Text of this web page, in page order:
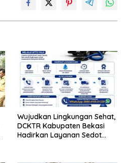
Wujudkan Lingkungan Sehat,
DCKTR Kabupaten Bekasi
Hadirkan Layanan Sedot